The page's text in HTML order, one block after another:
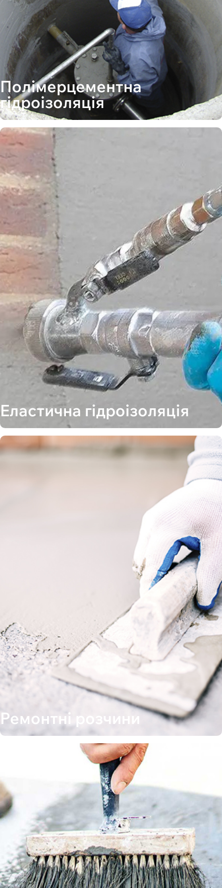
Полімерцементна
гідроізоляція
Еластична гідроізоляція
Ремонтні розчини